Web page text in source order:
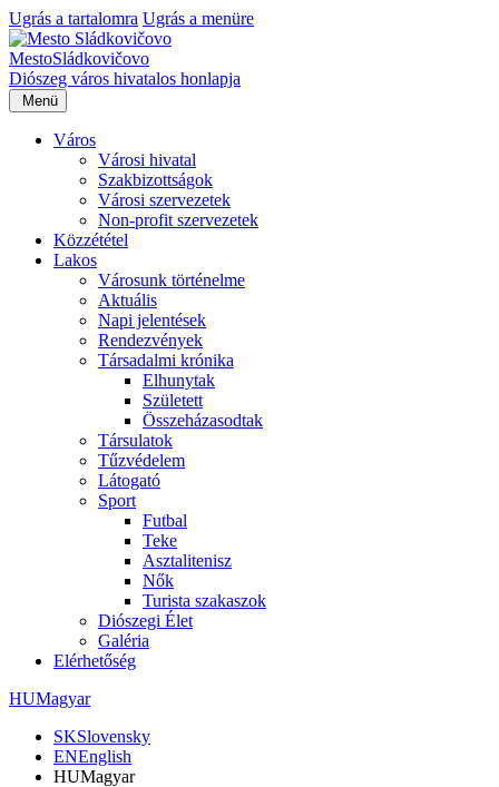
Ugrás a tartalomra Ugrás a menüre
MestoSládkovičovo
Diószeg város hivatalos honlapja
Menü
Város
Városi hivatal
Szakbizottságok
Városi szervezetek
Non-profit szervezetek
Közzététel
Lakos
Városunk történelme
Aktuális
Napi jelentések
Rendezvények
Társadalmi krónika
Elhunytak
Született
Összeházasodtak
Társulatok
Tűzvédelem
Látogató
Sport
Futbal
Teke
Asztalitenisz
Nők
Turista szakaszok
Diószegi Élet
Galéria
Elérhetőség
HUMagyar
SKSlovensky
ENEnglish
HUMagyar